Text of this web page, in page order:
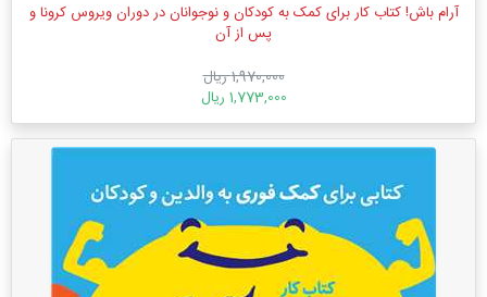
آرام باش! کتاب کار برای کمک به کودکان و نوجوانان در دوران ویروس کرونا و
پس از آن
1,970,000 ریال
1,773,000 ریال